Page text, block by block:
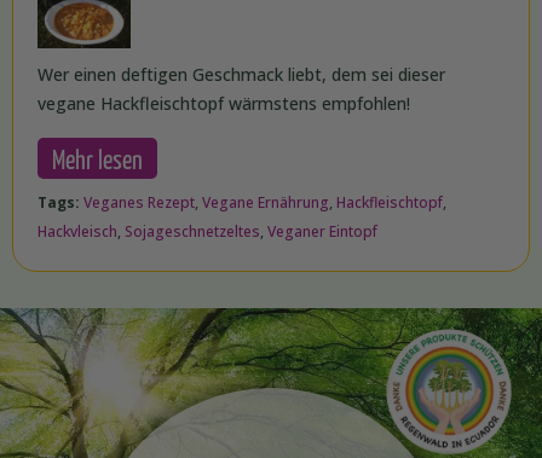
Wer einen deftigen Geschmack liebt, dem sei dieser
vegane Hackfleischtopf wärmstens empfohlen!
Mehr lesen
Tags: Veganes Rezept, Vegane Ernährung, Hackfleischtopf,
Hackvleisch, Sojageschnetzeltes, Veganer Eintopf